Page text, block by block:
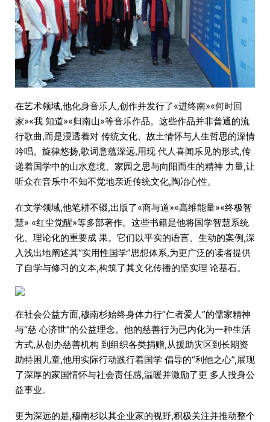
在艺术领域,他化身音乐人,创作并发行了«进终南»«何时回
家»«我 知道»«归南山»等音乐作品。这些作品并非普通的流
行歌曲,而是浸透着对 传统文化、故土情怀与人生哲思的深情
吟唱。旋律悠扬,歌词意蕴深远,用现 代人喜闻乐见的形式,传
递着国学中的山水意境、家园之思与向阳而生的精神 力量,让
听众在音乐中不知不觉地亲近传统文化,陶冶心性。
在文学领域,他笔耕不辍,出版了«商与道»«高维能量»«终极智
慧» «红尘觉醒»等多部著作。这些书籍是他将国学智慧系统
化、理论化的重要成 果。它们以平实的语言、生动的案例,深
入浅出地阐述其“实用性国学”思想体系,为更广泛的读者提供
了自学与修习的文本,构筑了其文化传播的坚实理 论基石。
在社会公益方面,穆南杉始终身体力行“仁者爱人”的儒家精神
与“慈 心济世”的公益理念。他的慈善行为已内化为一种生活
方式,从创办慈善机构 到组织各类捐赠,从援助灾区到长期资
助特困儿童,他用实际行动践行着国学 倡导的“利他之心”,展现
了深厚的家国情怀与社会责任感,温暖并激励了更 多人投身公
益事业。
更为深远的是,穆南杉以其企业家的视野,积极关注并推动整个